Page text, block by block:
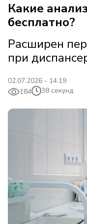
Какие
бесплатно?
Расширен
при
02.07.2026 - 14:19
184
38 секунд